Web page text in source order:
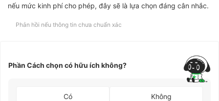
nếu mức kinh phí cho phép, đây sẽ là lựa chọn đáng cân nhắc.
Phản hồi nếu thông tin chưa chuẩn xác
Phần Cách chọn có hữu ích không?
Có Không